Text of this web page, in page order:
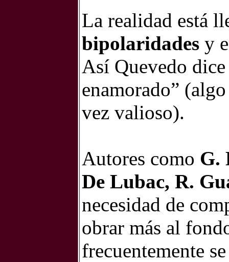
La realidad está
bipolaridades y
Así Quevedo
enamorado”
vez valioso).
Autores como G.
De Lubac, R.
necesidad de
obrar más al
frecuentemente